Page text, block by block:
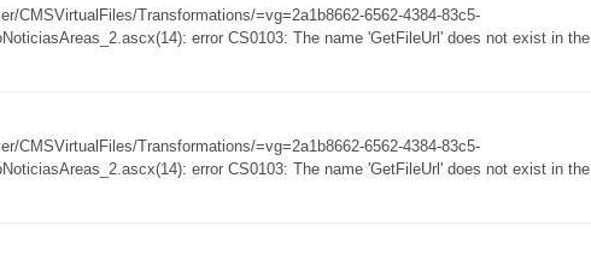
CMSVirtualFiles/Transformations/=vg=2a1b8662-6562-4384-83c5-
error CS0103: The name 'GetFileUrl' does not exist in the
CMSVirtualFiles/Transformations/=vg=2a1b8662-6562-4384-83c5-
error CS0103: The name 'GetFileUrl' does not exist in the